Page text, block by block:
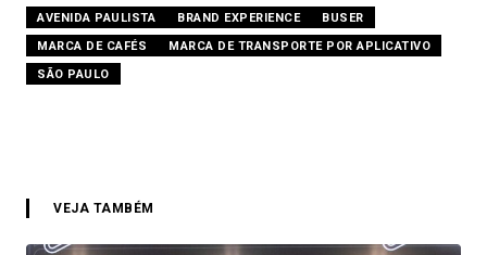
AVENIDA PAULISTA BRAND EXPERIENCE
BUSER
MARCA DE CAFÉS
MARCA DE TRANSPORTE POR APLICATIVO
SÃO PAULO
VEJA TAMBÉM